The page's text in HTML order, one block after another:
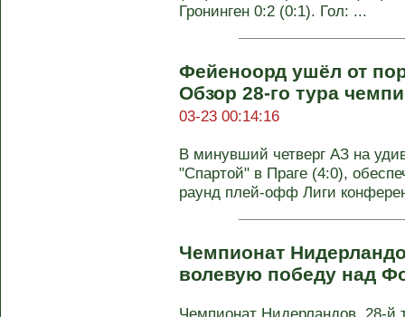
Гронинген 0:2 (0:1). Гол: ...
Фейеноорд ушёл от
Обзор 28-го тура
03-23 00:14:16
В минувший четверг АЗ на
"Спартой" в Праге (4:0),
раунд плей-офф Лиги
Чемпионат
волевую победу над
Чемпионат Нидерландов, 28-й